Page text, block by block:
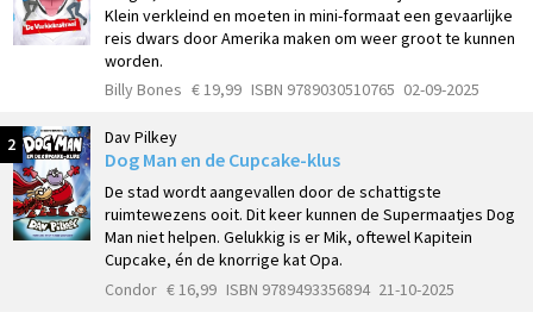
Klein verkleind en moeten in mini-formaat een gevaarlijke
reis dwars door Amerika maken om weer groot te kunnen
worden.
Billy Bones € 19,99 ISBN 9789030510765 02-09-2025
2 Dav Pilkey
Dog Man en de Cupcake-klus
De stad wordt aangevallen door de schattigste
ruimtewezens ooit. Dit keer kunnen de Supermaatjes Dog
Man niet helpen. Gelukkig is er Mik, oftewel Kapitein
Cupcake, én de knorrige kat Opa.
Condor € 16,99 ISBN 9789493356894 21-10-2025